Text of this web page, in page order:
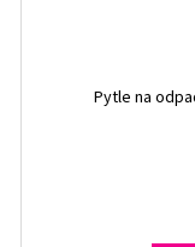
Pytle na